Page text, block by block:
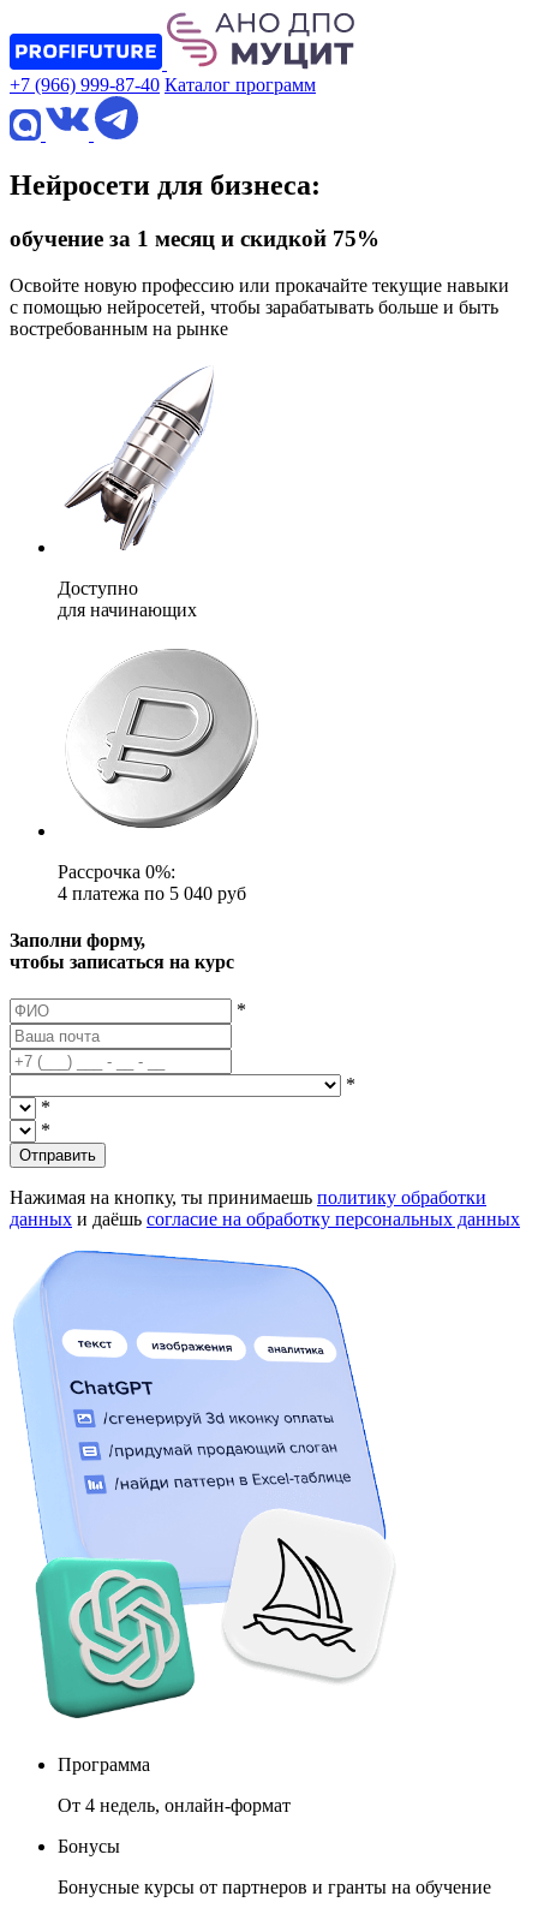
+7 (966) 999-87-40 Каталог программ
Нейросети для бизнеса:
обучение за 1 месяц и скидкой 75%
Освойте новую профессию или прокачайте текущие навыки
с помощью нейросетей, чтобы зарабатывать больше и быть
востребованным на рынке
Доступно
для начинающих
Рассрочка 0%:
4 платежа по 5 040 руб
Заполни форму,
чтобы записаться на курс
*
*
*
*
Отправить
Нажимая на кнопку, ты принимаешь политику обработки
данных и даёшь согласие на обработку персональных данных
Программа
От 4 недель, онлайн-формат
Бонусы
Бонусные курсы от партнеров и гранты на обучение